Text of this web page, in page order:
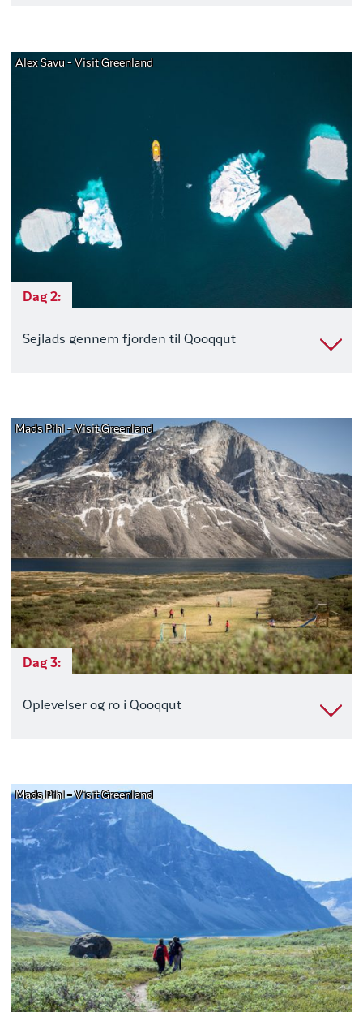
Alex Savu - Visit Greenland
Dag 2:
Sejlads gennem fjorden til Qooqqut
Mads Pihl - Visit Greenland
Dag 3:
Oplevelser og ro i Qooqqut
Mads Pihl - Visit Greenland